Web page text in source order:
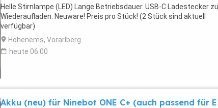
Helle Stirnlampe (LED) Lange Betriebsdauer. USB-C Ladestecker
Wiederaufladen. Neuware! Preis pro Stück! (2 Stück sind aktuell
verfügbar)
Hohenems, Vorarlberg
heute 06:00
Akku (neu) für Ninebot ONE C+ (auch passend für E